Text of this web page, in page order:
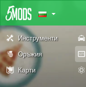
Инструменти
Оръжия
Карти